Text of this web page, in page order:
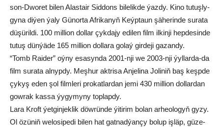
son-Dwo­ret bi­len Alas­ta­ir Sid­dons bi­le­lik­de ýaz­dy. Ki­no tu­tuş­ly­
gy­na di­ýen ýa­ly Gü­nor­ta Af­ri­ka­nyň Keýp­ta­un şä­he­rin­de su­ra­ta
dü­şü­ril­di. 100 mil­li­on dol­lar çyk­da­jy edi­len film il­kin­ji hep­de­sin­de
tu­tuş dün­ýä­de 165 mil­li­on dol­la­ra go­laý gir­de­ji ga­zan­dy.
“Tomb Rai­der” oý­ny esa­syn­da 2001-nji we 2003-nji ýyl­lar­da-da
film su­ra­ta al­nyp­dy. Meş­hur akt­ri­sa An­je­li­na Jo­li­niň baş keşp­de
çy­kyş eden şol film­le­ri pro­kat­lardan je­mi 430 mil­li­on dol­lar­dan
gow­rak kas­sa ýy­gy­my­ny top­lap­dy.
La­ra Kroft ýet­gin­jek­lik döw­rün­de ýi­ti­rim bo­lan ar­heo­lo­gyň gy­zy.
Ol özü­niň we­lo­si­pe­di bi­len hat gat­nad­ýan­çy bo­lup iş­läp, gü­ze­